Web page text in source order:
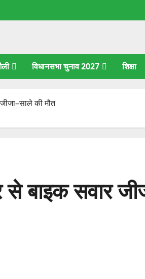
विधानसभा चुनाव 2027 शिक्षा
की मौत
बाइक सवार